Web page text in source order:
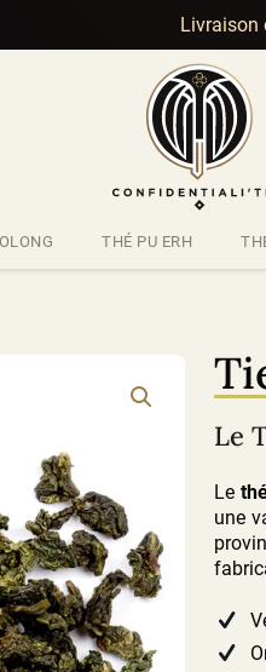
Livraison
THÉ PU ERH
Le
Le
une